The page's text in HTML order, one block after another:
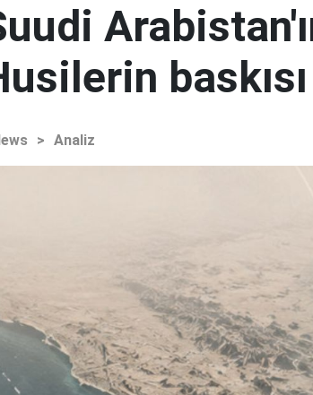
> Analiz